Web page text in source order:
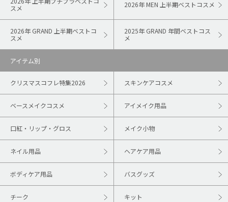
スメ
2026年 MEN 上半期ベストコスメ
2026年 GRAND 上半期ベストコ
スメ
2025年 GRAND 年間ベストコス
メ
アイテム別
クリスマスコフレ特集2026 スキンケアコスメ
ベースメイクコスメ アイメイク用品
口紅・リップ・グロス メイク小物
ネイル用品 ヘアケア用品
ボディケア用品 バスグッズ
チーク キット